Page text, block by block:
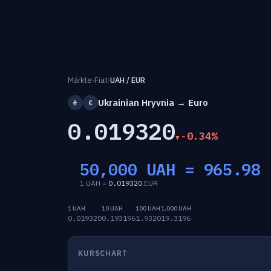
Märkte›Fiat›UAH / EUR
₴ € Ukrainian Hryvnia → Euro
0.019320 -0.34%
50,000 UAH = 965.98
1 UAH = 0.019320 EUR
1 UAH
0.019320
10 UAH
0.193196
100 UAH
1.9320
1,000 UAH
19.3196
KURSCHART